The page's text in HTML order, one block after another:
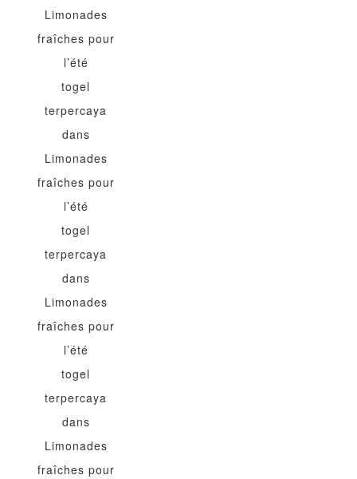
Limonades
fraîches pour
l’été
togel
terpercaya
dans
Limonades
fraîches pour
l’été
togel
terpercaya
dans
Limonades
fraîches pour
l’été
togel
terpercaya
dans
Limonades
fraîches pour